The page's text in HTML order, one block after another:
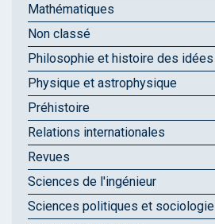
Mathématiques
Non classé
Philosophie et histoire des idées
Physique et astrophysique
Préhistoire
Relations internationales
Revues
Sciences de l'ingénieur
Sciences politiques et sociologie